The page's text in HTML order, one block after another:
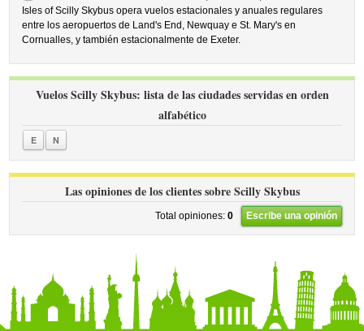
Isles of Scilly Skybus opera vuelos estacionales y anuales regulares
entre los aeropuertos de Land's End, Newquay e St. Mary's en
Cornualles, y también estacionalmente de Exeter.
Vuelos Scilly Skybus: lista de las ciudades servidas en orden
alfabético
E N
Las opiniones de los clientes sobre Scilly Skybus
Total opiniones: 0 Escribe una opinión